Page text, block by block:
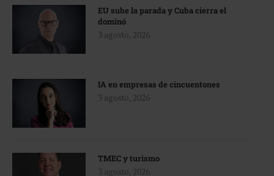
EU sube la parada y Cuba cierra el
dominó
3 agosto, 2026
IA en empresas de cincuentones
3 agosto, 2026
TMEC y turismo
3 agosto, 2026